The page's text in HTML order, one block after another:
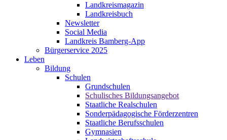
Landkreismagazin
Landkreisbuch
Newsletter
Social Media
Landkreis Bamberg-App
Bürgerservice 2025
Leben
Bildung
Schulen
Grundschulen
Schulisches Bildungsangebot
Staatliche Realschulen
Sonderpädagogische Förderzentren
Staatliche Berufsschulen
Gymnasien